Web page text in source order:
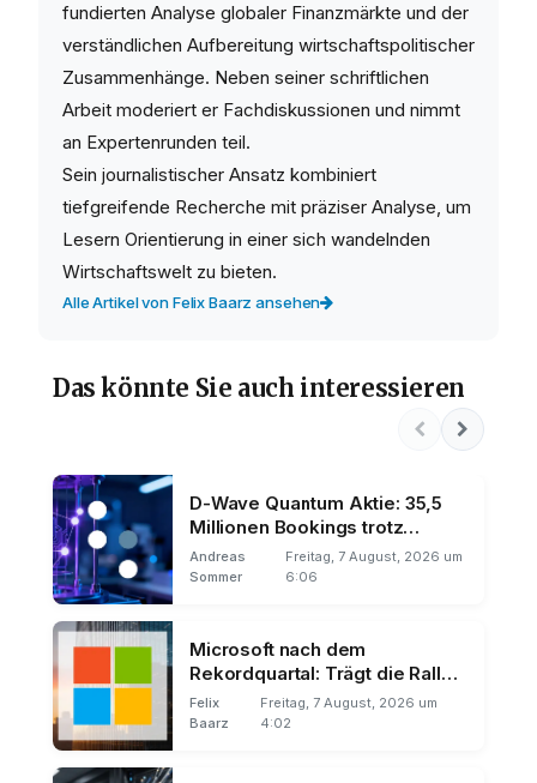
fundierten Analyse globaler Finanzmärkte und der
verständlichen Aufbereitung wirtschaftspolitischer
Zusammenhänge. Neben seiner schriftlichen
Arbeit moderiert er Fachdiskussionen und nimmt
an Expertenrunden teil.
Sein journalistischer Ansatz kombiniert
tiefgreifende Recherche mit präziser Analyse, um
Lesern Orientierung in einer sich wandelnden
Wirtschaftswelt zu bieten.
Alle Artikel von Felix Baarz ansehen
Das könnte Sie auch interessieren
D-Wave Quantum Aktie: 35,5
Millionen Bookings trotz
Umsatz-Miss
Andreas
Sommer
Freitag, 7 August, 2026 um
6:06
Microsoft nach dem
Rekordquartal: Trägt die Rally
über den 11. August hinaus?
Felix
Baarz
Freitag, 7 August, 2026 um
4:02